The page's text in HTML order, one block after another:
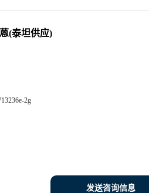
(泰坦供应)
2g
发送咨询信息